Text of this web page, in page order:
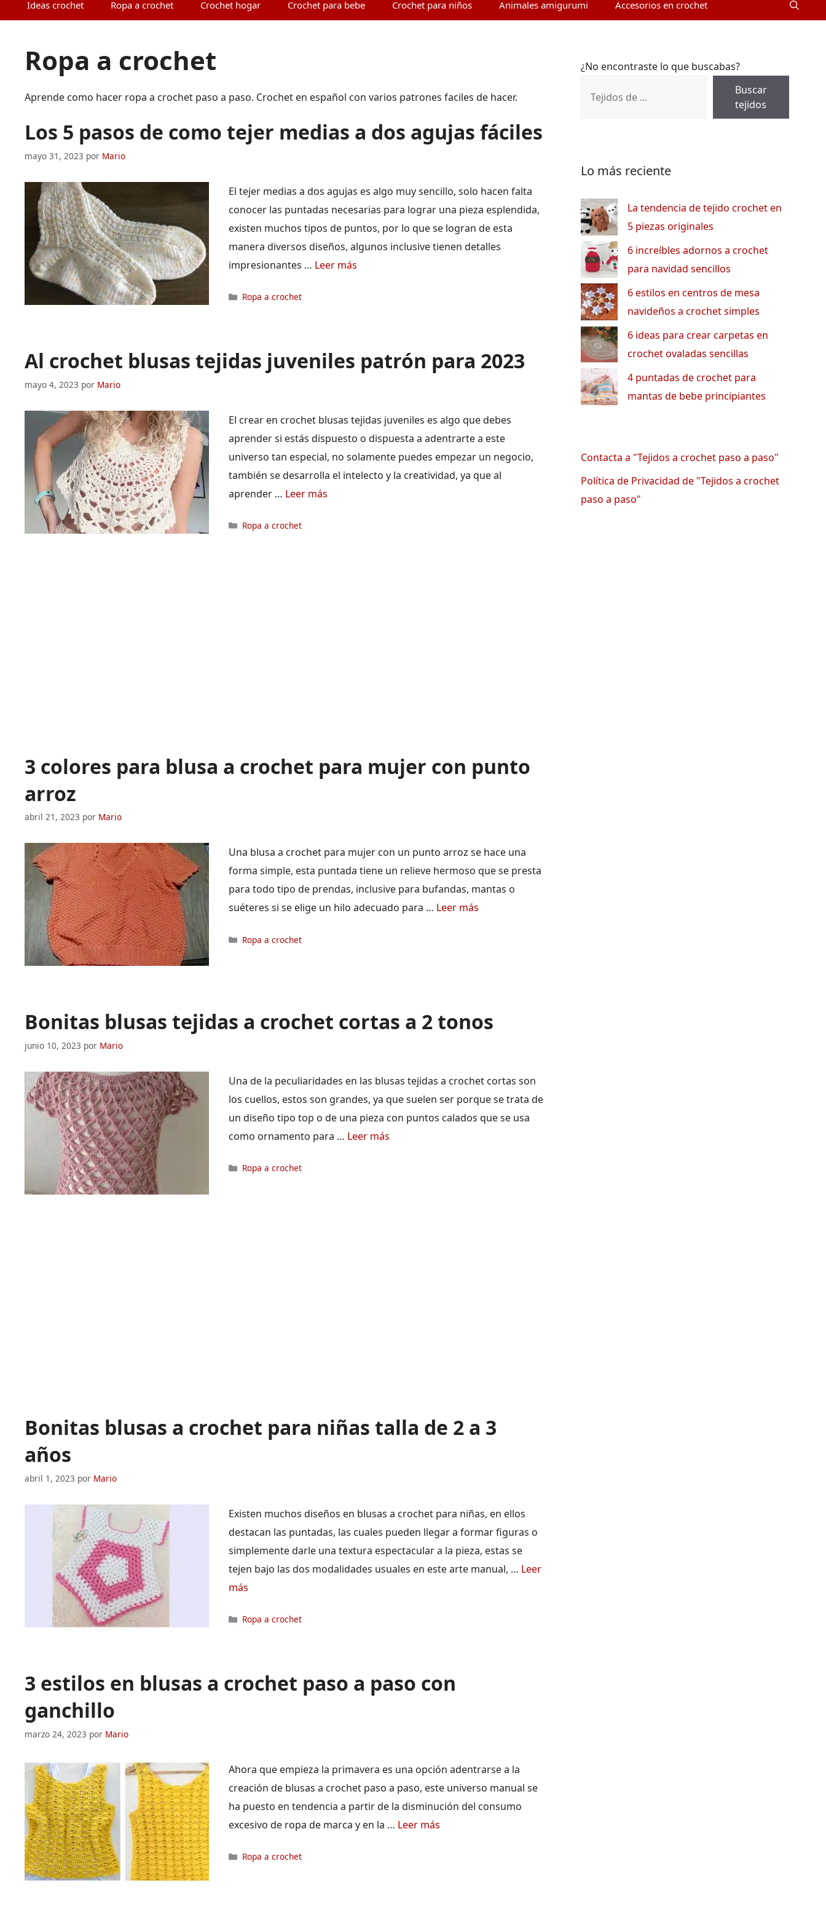
Ideas crochet Ropa a crochet Crochet hogar Crochet para bebe Crochet para niños Animales amigurumi Accesorios en crochet
Ropa a crochet
Aprende como hacer ropa a crochet paso a paso. Crochet en español con varios patrones faciles de hacer.
Los 5 pasos de como tejer medias a dos agujas fáciles
mayo 31, 2023 por Mario
El tejer medias a dos agujas es algo muy sencillo, solo hacen falta
conocer las puntadas necesarias para lograr una pieza esplendida,
existen muchos tipos de puntos, por lo que se logran de esta
manera diversos diseños, algunos inclusive tienen detalles
impresionantes … Leer más
Categorías
Ropa a crochet
Al crochet blusas tejidas juveniles patrón para 2023
mayo 4, 2023 por Mario
El crear en crochet blusas tejidas juveniles es algo que debes
aprender si estás dispuesto o dispuesta a adentrarte a este
universo tan especial, no solamente puedes empezar un negocio,
también se desarrolla el intelecto y la creatividad, ya que al
aprender … Leer más
Categorías
Ropa a crochet
3 colores para blusa a crochet para mujer con punto
arroz
abril 21, 2023 por Mario
Una blusa a crochet para mujer con un punto arroz se hace una
forma simple, esta puntada tiene un relieve hermoso que se presta
para todo tipo de prendas, inclusive para bufandas, mantas o
suéteres si se elige un hilo adecuado para … Leer más
Categorías
Ropa a crochet
Bonitas blusas tejidas a crochet cortas a 2 tonos
junio 10, 2023 por Mario
Una de la peculiaridades en las blusas tejidas a crochet cortas son
los cuellos, estos son grandes, ya que suelen ser porque se trata de
un diseño tipo top o de una pieza con puntos calados que se usa
como ornamento para … Leer más
Categorías
Ropa a crochet
Bonitas blusas a crochet para niñas talla de 2 a 3
años
abril 1, 2023 por Mario
Existen muchos diseños en blusas a crochet para niñas, en ellos
destacan las puntadas, las cuales pueden llegar a formar figuras o
simplemente darle una textura espectacular a la pieza, estas se
tejen bajo las dos modalidades usuales en este arte manual, … Leer
más
Categorías
Ropa a crochet
3 estilos en blusas a crochet paso a paso con
ganchillo
marzo 24, 2023 por Mario
Ahora que empieza la primavera es una opción adentrarse a la
creación de blusas a crochet paso a paso, este universo manual se
ha puesto en tendencia a partir de la disminución del consumo
excesivo de ropa de marca y en la … Leer más
Categorías
Ropa a crochet
¿No encontraste lo que buscabas?
Buscar
tejidos
Lo más reciente
La tendencia de tejido crochet en
5 piezas originales
6 increíbles adornos a crochet
para navidad sencillos
6 estilos en centros de mesa
navideños a crochet simples
6 ideas para crear carpetas en
crochet ovaladas sencillas
4 puntadas de crochet para
mantas de bebe principiantes
Contacta a "Tejidos a crochet paso a paso"
Política de Privacidad de "Tejidos a crochet
paso a paso"